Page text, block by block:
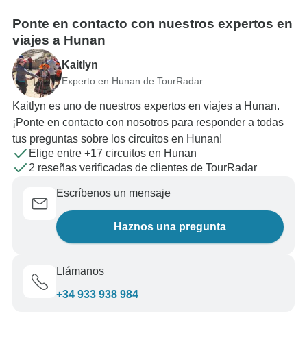
Ponte en contacto con nuestros expertos en
viajes a Hunan
Kaitlyn
Experto en Hunan de TourRadar
Kaitlyn es uno de nuestros expertos en viajes a Hunan.
¡Ponte en contacto con nosotros para responder a todas
tus preguntas sobre los circuitos en Hunan!
Elige entre +17 circuitos en Hunan
2 reseñas verificadas de clientes de TourRadar
Escríbenos un mensaje
Haznos una pregunta
Llámanos
+34 933 938 984